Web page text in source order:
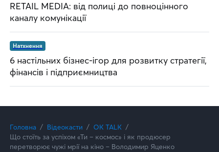
RETAIL MEDIA: від полиці до повноцінного
каналу комунікації
Натхнення
6 настільних бізнес-ігор для розвитку стратегії,
фінансів і підприємництва
Головна Відеокасти
OK TALK
Що стоїть за успіхом «Ти – космос» і як продюсер
перетворює чужі мрії на кіно – Володимир Яценко